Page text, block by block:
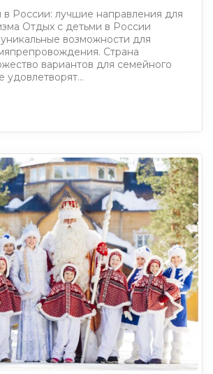
в России: лучшие направления для
Отдых с детьми в России
возможности для
Страна
вариантов для семейного
удовлетворят…